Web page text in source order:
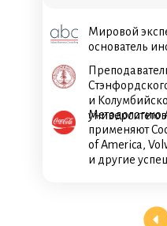
и
университетов
Мировой
основатель
Методологию
применяют
of America,
и другие